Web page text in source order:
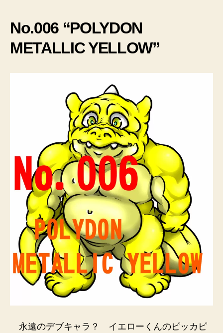
No.006 “POLYDON
METALLIC YELLOW”
永遠のデブキャラ？ イエローくんのピッカピ